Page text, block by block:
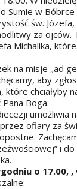
Sumie w Bóbrce
św.
za ojców.
Michalika,
na misje „ad
aby
chciałyby
Boga.
umożliwia
ofiary za
i
o 17.00,